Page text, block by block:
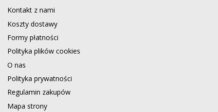
Kontakt z nami
Koszty dostawy
Formy płatności
Polityka plików cookies
O nas
Polityka prywatności
Regulamin zakupów
Mapa strony